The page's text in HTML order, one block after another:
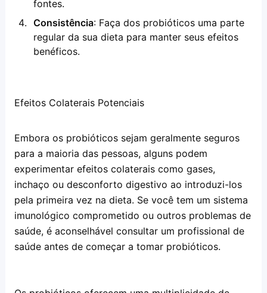
fontes.
Consistência: Faça dos probióticos uma parte
regular da sua dieta para manter seus efeitos
benéficos.
Efeitos Colaterais Potenciais
Embora os probióticos sejam geralmente seguros
para a maioria das pessoas, alguns podem
experimentar efeitos colaterais como gases,
inchaço ou desconforto digestivo ao introduzi-los
pela primeira vez na dieta. Se você tem um sistema
imunológico comprometido ou outros problemas de
saúde, é aconselhável consultar um profissional de
saúde antes de começar a tomar probióticos.